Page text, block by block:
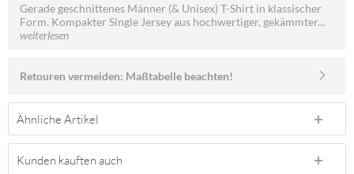
Gerade geschnittenes Männer (& Unisex) T-Shirt in klassischer
Form. Kompakter Single Jersey aus hochwertiger, gekämmter...
weiterlesen
Retouren vermeiden: Maßtabelle beachten!
Ähnliche Artikel
Kunden kauften auch